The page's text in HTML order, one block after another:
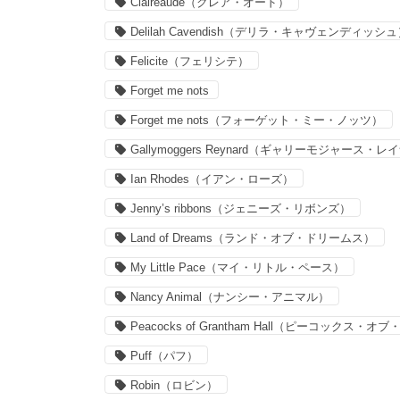
Delilah Cavendish（デリラ・キャヴェンディッシュ
Felicite（フェリシテ）
Forget me nots
Forget me nots（フォーゲット・ミー・ノッツ）
Gallymoggers Reynard（ギャリーモジャース・レイ
Ian Rhodes（イアン・ローズ）
Jenny’s ribbons（ジェニーズ・リボンズ）
Land of Dreams（ランド・オブ・ドリームス）
My Little Pace（マイ・リトル・ペース）
Nancy Animal（ナンシー・アニマル）
Peacocks of Grantham Hall（ピーコックス・オブ
Puff（パフ）
Robin（ロビン）